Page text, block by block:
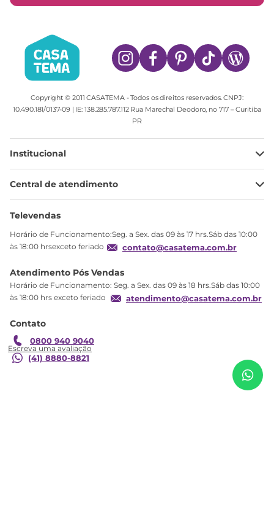
Estante Baixa 5 Nichos Infinity Rosa/Blush Line
Blush Line
Copyright © 2011 CASATEMA - Todos os direitos reservados. CNPJ:
10.490.181/0137-09 | IE: 138.285.787.112 Rua Marechal Deodoro, no 717 – Curitiba
PR
Institucional
Minha Conta
Meus pedidos
Troca
Garantia
Central de atendimento
Ajuda
Televendas
Horário de Funcionamento:Seg. a Sex. das 09 às 17 hrs.Sáb das 10:00
às 18:00 hrsexceto feriado
contato@casatema.com.br
Atendimento Pós Vendas
Horário de Funcionamento: Seg. a Sex. das 09 às 18 hrs.Sáb das 10:00
às 18:00 hrs exceto feriado
atendimento@casatema.com.br
Contato
0800 940 9040
(41) 8880-8821